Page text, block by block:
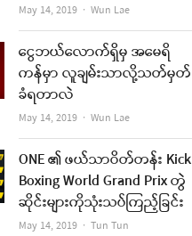
May 14, 2019 Author
Wun Lae
ငွေဘယ်လောက်ရှိမှ အမေရိ
ကန်မှာ လူချမ်းသာလို့သတ်မှတ်
ခံရတာလဲ
May 14, 2019 Author
Wun Lae
ONE ၏ ဖယ်သာဝိတ်တန်း Kick
Boxing World Grand Prix တွဲ
ဆိုင်းများကိုသုံးသပ်ကြည့်ခြင်း
May 14, 2019 Author
Tun Tun